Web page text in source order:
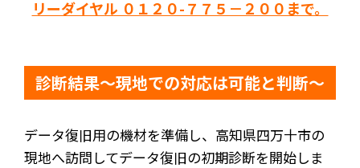
リーダイヤル ０１２０-７７５－２００まで。
診断結果～現地での対応は可能と判断～
データ復旧用の機材を準備し、高知県四万十市の
現地へ訪問してデータ復旧の初期診断を開始しま